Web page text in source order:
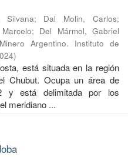
Silvana; Dal Molin, Carlos;
; Del Mármol, Gabriel
Argentino. Instituto de
)
está situada en la región
Chubut. Ocupa un área de
y está delimitada por los
meridiano ...